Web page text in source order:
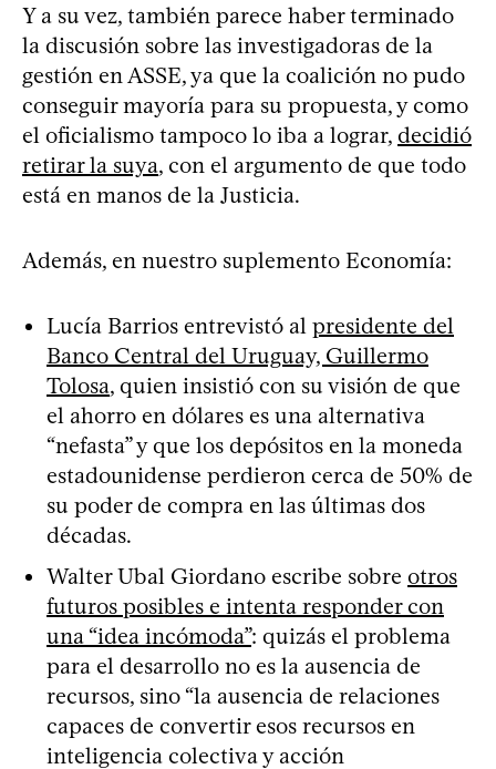
Y a su vez, también parece haber terminado
la discusión sobre las investigadoras de la
gestión en ASSE, ya que la coalición no pudo
conseguir mayoría para su propuesta, y como
el oficialismo tampoco lo iba a lograr, decidió
retirar la suya, con el argumento de que todo
está en manos de la Justicia.
Además, en nuestro suplemento Economía:
Lucía Barrios entrevistó al presidente del
Banco Central del Uruguay, Guillermo
Tolosa, quien insistió con su visión de que
el ahorro en dólares es una alternativa
“nefasta” y que los depósitos en la moneda
estadounidense perdieron cerca de 50% de
su poder de compra en las últimas dos
décadas.
Walter Ubal Giordano escribe sobre otros
futuros posibles e intenta responder con
una “idea incómoda”: quizás el problema
para el desarrollo no es la ausencia de
recursos, sino “la ausencia de relaciones
capaces de convertir esos recursos en
inteligencia colectiva y acción